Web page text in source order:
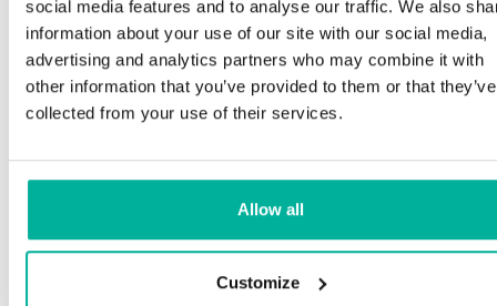
social media features and to analyse our traffic. We also
information about your use of our site with our social media,
advertising and analytics partners who may combine it with
other information that you’ve provided to them or that they’ve
collected from your use of their services.
Allow all
Customize
engelska
Hjälp att komma igång med din hemsida och e-
post, oavsett om du börjar bygga eller ska flytta
din nuvarande hemsida eller e-post till oss
Kunskapscenter med steg-för-stegguider och tips
för att se till att din e-post fungerar felfritt
dina